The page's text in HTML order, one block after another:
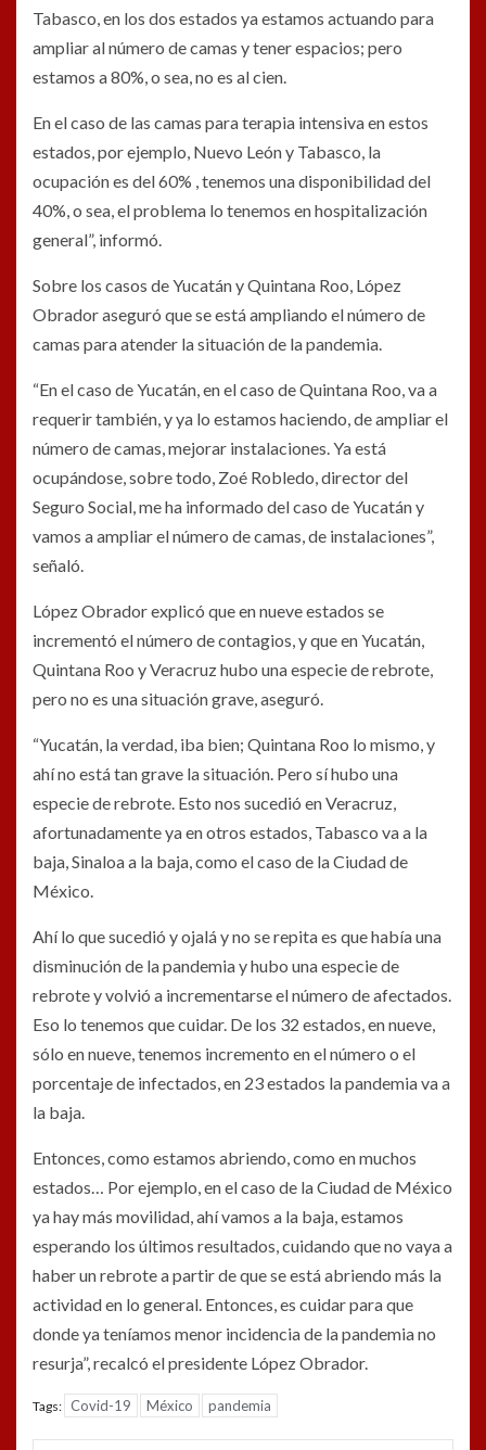
Tabasco, en los dos estados ya estamos actuando para
ampliar al número de camas y tener espacios; pero
estamos a 80%, o sea, no es al cien.
En el caso de las camas para terapia intensiva en estos
estados, por ejemplo, Nuevo León y Tabasco, la
ocupación es del 60% , tenemos una disponibilidad del
40%, o sea, el problema lo tenemos en hospitalización
general”, informó.
Sobre los casos de Yucatán y Quintana Roo, López
Obrador aseguró que se está ampliando el número de
camas para atender la situación de la pandemia.
“En el caso de Yucatán, en el caso de Quintana Roo, va a
requerir también, y ya lo estamos haciendo, de ampliar el
número de camas, mejorar instalaciones. Ya está
ocupándose, sobre todo, Zoé Robledo, director del
Seguro Social, me ha informado del caso de Yucatán y
vamos a ampliar el número de camas, de instalaciones”,
señaló.
López Obrador explicó que en nueve estados se
incrementó el número de contagios, y que en Yucatán,
Quintana Roo y Veracruz hubo una especie de rebrote,
pero no es una situación grave, aseguró.
“Yucatán, la verdad, iba bien; Quintana Roo lo mismo, y
ahí no está tan grave la situación. Pero sí hubo una
especie de rebrote. Esto nos sucedió en Veracruz,
afortunadamente ya en otros estados, Tabasco va a la
baja, Sinaloa a la baja, como el caso de la Ciudad de
México.
Ahí lo que sucedió y ojalá y no se repita es que había una
disminución de la pandemia y hubo una especie de
rebrote y volvió a incrementarse el número de afectados.
Eso lo tenemos que cuidar. De los 32 estados, en nueve,
sólo en nueve, tenemos incremento en el número o el
porcentaje de infectados, en 23 estados la pandemia va a
la baja.
Entonces, como estamos abriendo, como en muchos
estados… Por ejemplo, en el caso de la Ciudad de México
ya hay más movilidad, ahí vamos a la baja, estamos
esperando los últimos resultados, cuidando que no vaya a
haber un rebrote a partir de que se está abriendo más la
actividad en lo general. Entonces, es cuidar para que
donde ya teníamos menor incidencia de la pandemia no
resurja”, recalcó el presidente López Obrador.
Tags: Covid-19 México pandemia